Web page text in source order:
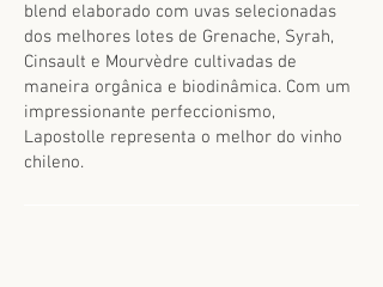
blend elaborado com uvas selecionadas
dos melhores lotes de Grenache, Syrah,
Cinsault e Mourvèdre cultivadas de
maneira orgânica e biodinâmica. Com um
impressionante perfeccionismo,
Lapostolle representa o melhor do vinho
chileno.